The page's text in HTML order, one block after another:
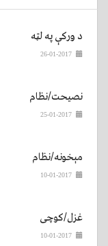
د ورکې په لټه
26-01-2017
نصيحت/نظام
25-01-2017
مېخونه/نظام
10-01-2017
غزل/کوچی
10-01-2017